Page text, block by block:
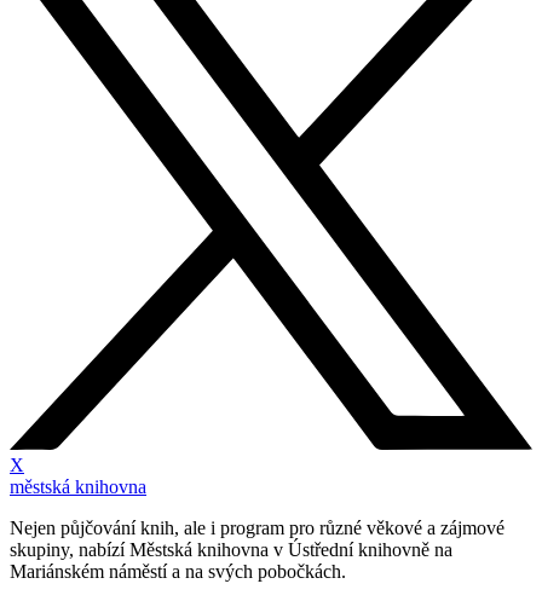
X
městská knihovna
Nejen půjčování knih, ale i program pro různé věkové a zájmové
skupiny, nabízí Městská knihovna v Ústřední knihovně na
Mariánském náměstí a na svých pobočkách.